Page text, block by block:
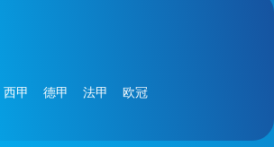
西甲 德甲 法甲 欧冠